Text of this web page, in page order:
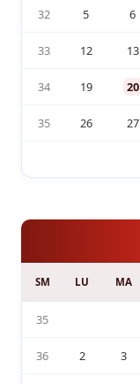
32 5 6
33 12 13
34 19 20
35 26 27
SM LU MA
35
36 2 3